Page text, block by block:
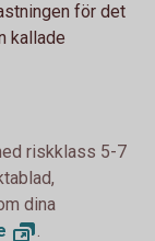
för det
kallade
riskklass 5-7
dina
.